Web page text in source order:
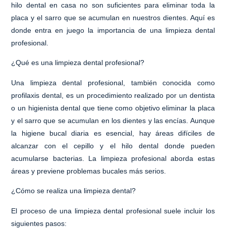
hilo dental en casa no son suficientes para eliminar toda la
placa y el sarro que se acumulan en nuestros dientes. Aquí es
donde entra en juego la importancia de una limpieza dental
profesional.
¿Qué es una limpieza dental profesional?
Una limpieza dental profesional, también conocida como
profilaxis dental, es un procedimiento realizado por un dentista
o un higienista dental que tiene como objetivo eliminar la placa
y el sarro que se acumulan en los dientes y las encías. Aunque
la higiene bucal diaria es esencial, hay áreas difíciles de
alcanzar con el cepillo y el hilo dental donde pueden
acumularse bacterias. La limpieza profesional aborda estas
áreas y previene problemas bucales más serios.
¿Cómo se realiza una limpieza dental?
El proceso de una limpieza dental profesional suele incluir los
siguientes pasos: